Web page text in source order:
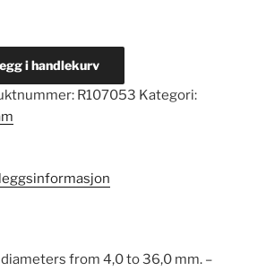
i handlekurv
R107053 Kategori:
from 4,0 to 36,0 mm. –